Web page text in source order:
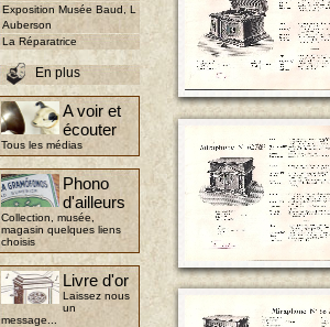
Exposition Musée Baud, L
Auberson
La Réparatrice
En plus
A voir et
écouter
Tous les médias
Phono
d'ailleurs
Collection, musée,
magasin quelques liens
choisis
Livre d'or
Laissez nous
un
message...